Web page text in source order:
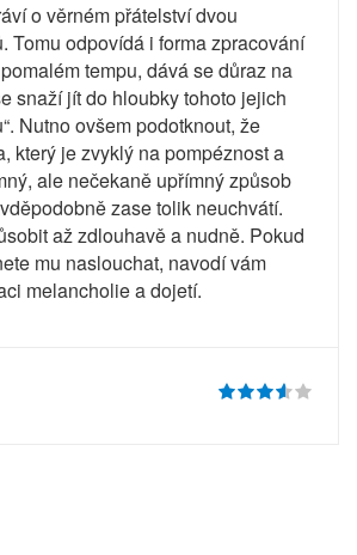
o věrném přátelství dvou
Tomu odpovídá i forma zpracování
tempu, dává se důraz na
snaží jít do hloubky tohoto jejich
Nutno ovšem podotknout, že
který je zvyklý na pompéznost a
ale nečekaně upřímný způsob
zase tolik neuchvátí.
až zdlouhavě a nudně. Pokud
mu naslouchat, navodí vám
melancholie a dojetí.